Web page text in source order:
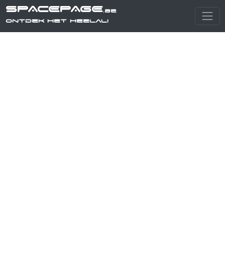
SPACEPAGE.be
Ontdek het heelal!